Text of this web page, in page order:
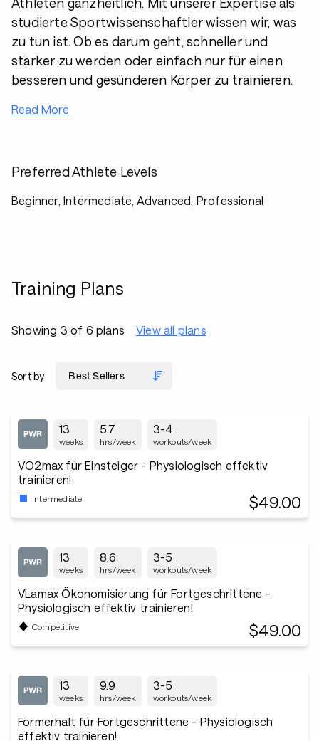
studierte Sportwissenschaftler wissen wir, was
zu tun ist. Ob es darum geht, schneller und
stärker zu werden oder einfach nur für einen
besseren und gesünderen Körper zu trainieren.
Read More
Preferred Athlete Levels
Beginner, Intermediate, Advanced, Professional
Training Plans
Showing 3 of 6 plans View all plans
Sort by
13
weeks
5.7
hrs/week
3-4
workouts/week
VO2max für Einsteiger - Physiologisch effektiv
trainieren!
Intermediate $49.00
13
weeks
8.6
hrs/week
3-5
workouts/week
VLamax Ökonomisierung für Fortgeschrittene -
Physiologisch effektiv trainieren!
Competitive $49.00
13
weeks
9.9
hrs/week
3-5
workouts/week
Formerhalt für Fortgeschrittene - Physiologisch
effektiv trainieren!